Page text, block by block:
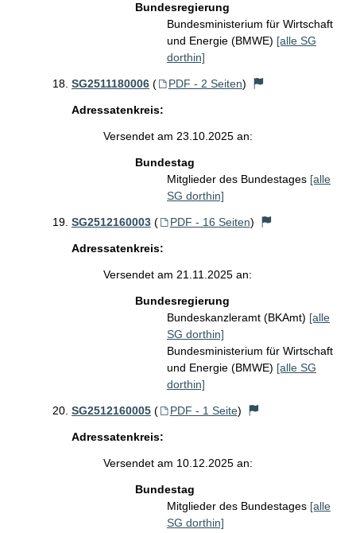
Bundesregierung
Bundesministerium für Wirtschaft
und Energie (BMWE) [alle SG
dorthin]
SG2511180006 ( PDF - 2 Seiten)
Adressatenkreis:
Versendet am 23.10.2025 an:
Bundestag
Mitglieder des Bundestages [alle
SG dorthin]
SG2512160003 ( PDF - 16 Seiten)
Adressatenkreis:
Versendet am 21.11.2025 an:
Bundesregierung
Bundeskanzleramt (BKAmt) [alle
SG dorthin]
Bundesministerium für Wirtschaft
und Energie (BMWE) [alle SG
dorthin]
SG2512160005 ( PDF - 1 Seite)
Adressatenkreis:
Versendet am 10.12.2025 an:
Bundestag
Mitglieder des Bundestages [alle
SG dorthin]